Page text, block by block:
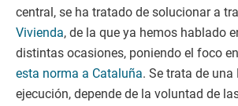
central, se ha tratado de solucionar a
Vivienda, de la que ya hemos hablado
distintas ocasiones, poniendo el foco en
esta norma a Cataluña. Se trata de una
ejecución, depende de la voluntad de